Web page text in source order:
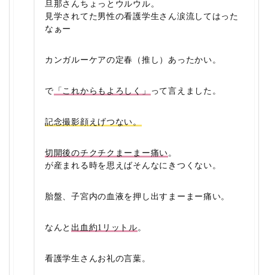
旦那さんちょっとウルウル。
見学されてた男性の看護学生さん涙流してはった
なぁー
カンガルーケアの定春（推し）あったかい。
で 「これからもよろしく」 って言えました。
記念撮影顔えげつない。
切開後のチクチクまーまー痛い。
が産まれる時を思えばそんなにきつくない。
胎盤、子宮内の血液を押し出すまーまー痛い。
なんと出血約1リットル。
看護学生さんお礼の言葉。